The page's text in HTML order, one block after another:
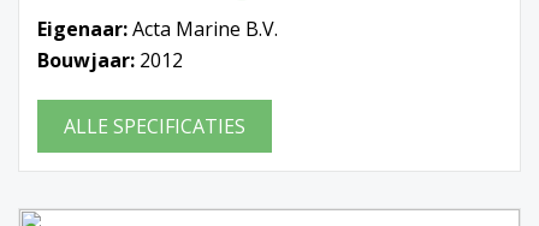
Eigenaar:Acta Marine B.V.
Bouwjaar: 2012
ALLE SPECIFICATIES